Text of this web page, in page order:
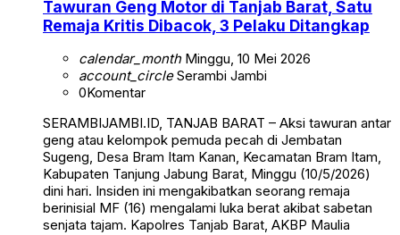
Remaja Kritis Dibacok, 3 Pelaku Ditangkap
account_circleSerambi Jambi
0Komentar
geng atau kelompok pemuda pecah di Jembatan
Sugeng, Desa Bram Itam Kanan, Kecamatan Bram Itam,
Kabupaten Tanjung Jabung Barat, Minggu (10/5/2026)
dini hari. Insiden ini mengakibatkan seorang remaja
berinisial MF (16) mengalami luka berat akibat sabetan
senjata tajam. Kapolres Tanjab Barat, AKBP Maulia
Kuswicaksono, S.I.K., M.H., melalui Kasat […]